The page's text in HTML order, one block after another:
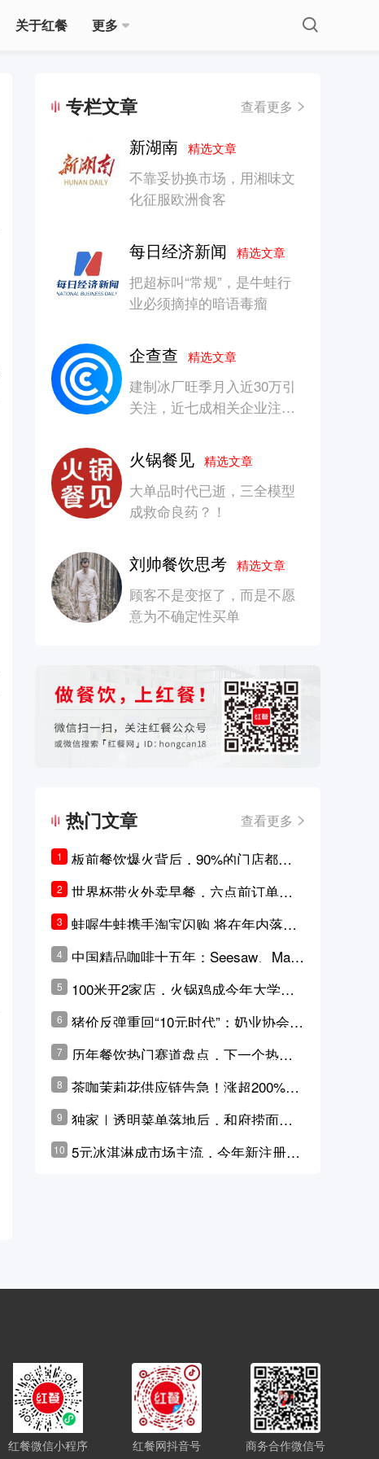
关于红餐 更多
专栏文章 查看更多
新湖南精选文章
不靠妥协换市场，用湘味文
化征服欧洲食客
每日经济新闻精选文章
把超标叫“常规”，是牛蛙行
业必须摘掉的暗语毒瘤
企查查精选文章
建制冰厂旺季月入近30万引
关注，近七成相关企业注册
火锅餐见精选文章
大单品时代已逝，三全模型
成救命良药？！
刘帅餐饮思考精选文章
顾客不是变抠了，而是不愿
意为不确定性买单
热门文章 查看更多
1
板前餐饮爆火背后，90%的门店都只
是徒有其表的刻意作秀？
2
世界杯带火外卖早餐，六点前订单大
涨超5成，巴西比赛成“早餐带货王”
3
蛙喔牛蛙携手淘宝闪购 将在年内落地3
4
中国精品咖啡十五年：Seesaw、Man
ner、M Stand为何结出了不同的果
实？
5
100米开2家店，火锅鸡成今年大学城
6
猪价反弹重回“10元时代”；奶业协会称
原奶价格现回暖迹象
7
历年餐饮热门赛道盘点，下一个热门
8
茶咖茉莉花供应链告急！涨超200%，
横州花价冲破50元一斤
9
独家｜透明菜单落地后，和府捞面李
学林公布未来10年计划
10 5元冰淇淋成市场主流，今年新注册相
红餐微信小程序 红餐网抖音号 商务合作微信号